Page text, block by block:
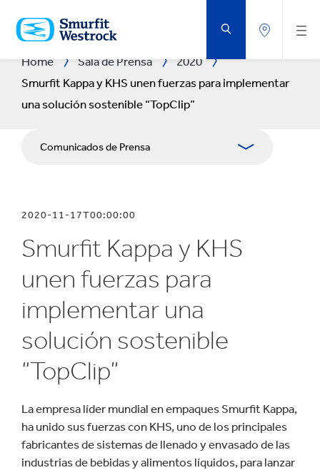
AL
CONTENIDO
PRINCIPAL
Home Sala de Prensa
2020
Smurfit Kappa y KHS unen fuerzas para implementar
una solución sostenible “TopClip”
Comunicados de Prensa
Relaciones con Prensa
Blog
2020-11-17T00:00:00
Smurfit Kappa y KHS
unen fuerzas para
implementar una
solución sostenible
“TopClip”
La empresa líder mundial en empaques Smurfit Kappa,
ha unido sus fuerzas con KHS, uno de los principales
fabricantes de sistemas de llenado y envasado de las
industrias de bebidas y alimentos líquidos, para lanzar